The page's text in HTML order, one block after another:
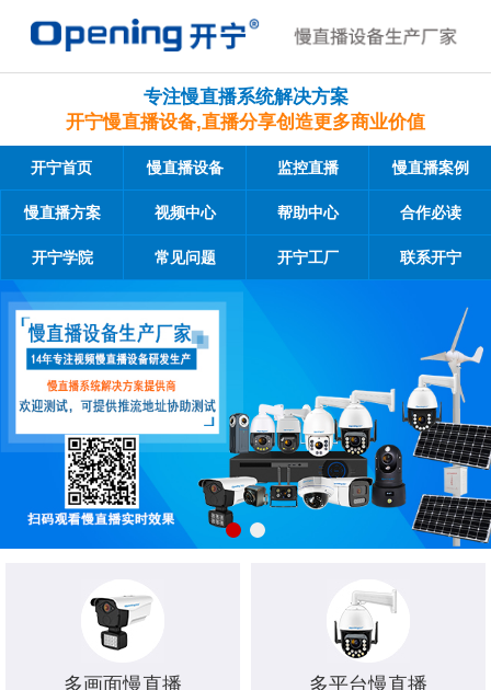
专注慢直播系统解决方案
开宁慢直播设备,直播分享创造更多商业价值
开宁首页 慢直播设备 监控直播 慢直播案例
慢直播方案 视频中心 帮助中心 合作必读
开宁学院 常见问题 开宁工厂 联系开宁
多画面慢直播 多平台慢直播